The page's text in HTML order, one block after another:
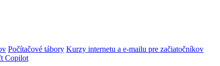
Počítačové tábory Kurzy internetu a e-mailu pre začiatočníkov
Copilot